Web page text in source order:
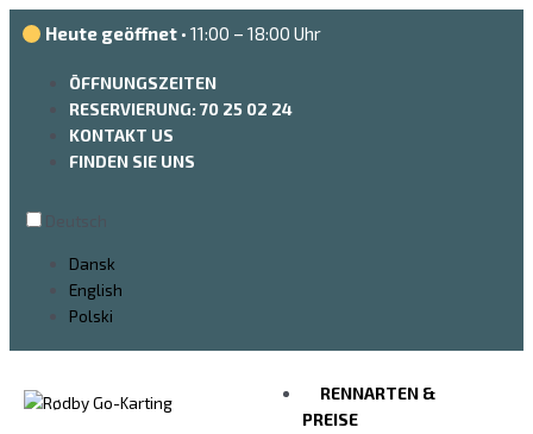
Zum
InhaltHeute geöffnet • 11:00 – 18:00 Uhr
ÖFFNUNGSZEITEN
RESERVIERUNG: 70 25 02 24
KONTAKT US
FINDEN SIE UNS
Dansk
English
Polski
RENNARTEN &
PREISE